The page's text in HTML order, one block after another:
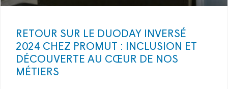
RETOUR SUR LE DUODAY INVERSÉ
2024 CHEZ PROMUT : INCLUSION ET
DÉCOUVERTE AU CŒUR DE NOS
MÉTIERS